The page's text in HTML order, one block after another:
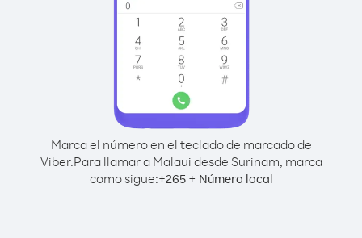
Marca el número en el teclado de marcado de
Viber.Para llamar a Malaui desde Surinam, marca
como sigue:+265+ Número local